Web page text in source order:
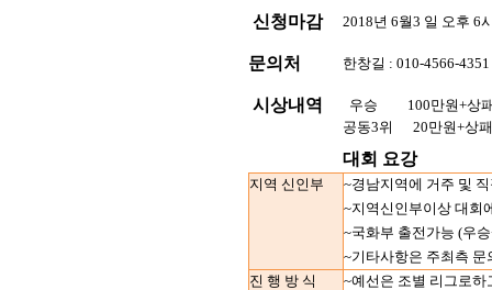
신청마감 2018년 6월3 일 오후 6
문의처 한창길 : 010-4566-
시상내역 우승
100만원+상
공동3위
20만원+상패
대회 요강
지역 신인부
~경남지역에 거주 및
~지역신인부이상 대회
~국화부 출전가능 (우
~기타사항은 주최측 문
진 행 방 식
~예선은 조별 리그로